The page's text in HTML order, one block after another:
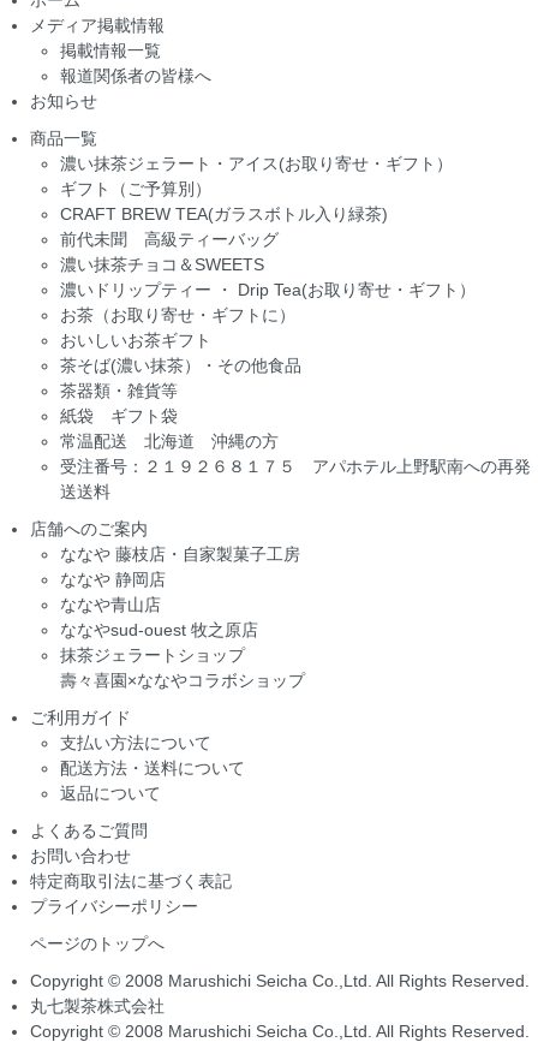
メディア掲載情報
掲載情報一覧
報道関係者の皆様へ
お知らせ
商品一覧
濃い抹茶ジェラート・アイス(お取り寄せ・ギフト）
ギフト（ご予算別）
CRAFT BREW TEA(ガラスボトル入り緑茶)
前代未聞 高級ティーバッグ
濃い抹茶チョコ＆SWEETS
濃いドリップティー ・ Drip Tea(お取り寄せ・ギフト）
お茶（お取り寄せ・ギフトに）
おいしいお茶ギフト
茶そば(濃い抹茶）・その他食品
茶器類・雑貨等
紙袋 ギフト袋
常温配送 北海道 沖縄の方
受注番号：２１９２６８１７５ アパホテル上野駅南への再発
送送料
店舗へのご案内
ななや 藤枝店・自家製菓子工房
ななや 静岡店
ななや青山店
ななやsud-ouest 牧之原店
抹茶ジェラートショップ
壽々喜園×ななやコラボショップ
ご利用ガイド
支払い方法について
配送方法・送料について
返品について
よくあるご質問
お問い合わせ
特定商取引法に基づく表記
プライバシーポリシー
ページのトップへ
Copyright © 2008 Marushichi Seicha Co.,Ltd. All Rights Reserved.
丸七製茶株式会社
Copyright © 2008 Marushichi Seicha Co.,Ltd. All Rights Reserved.